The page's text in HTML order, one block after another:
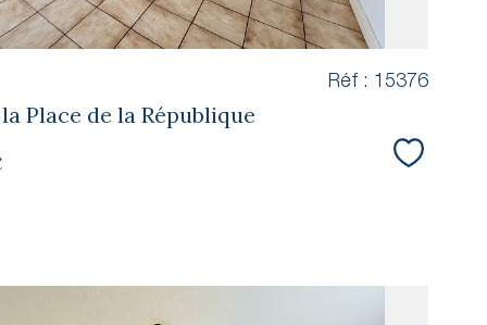
Place de la République
Réf : 15376